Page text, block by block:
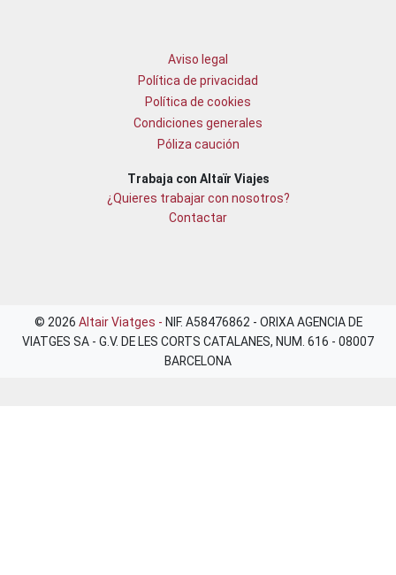
Aviso legal
Política de privacidad
Política de cookies
Condiciones generales
Póliza caución
Trabaja con Altaïr Viajes
¿Quieres trabajar con nosotros?
Contactar
© 2026 Altair Viatges - NIF. A58476862 - ORIXA AGENCIA DE
VIATGES SA - G.V. DE LES CORTS CATALANES, NUM. 616 - 08007
BARCELONA